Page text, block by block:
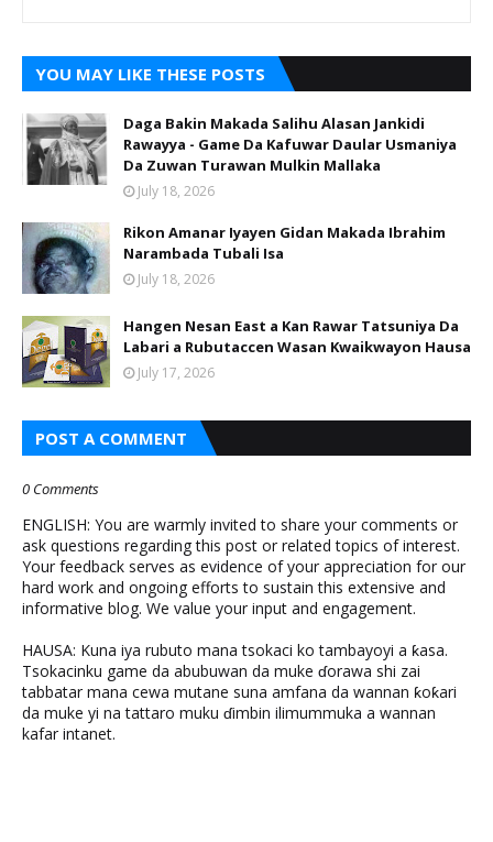
YOU MAY LIKE THESE POSTS
Daga Bakin Makada Salihu Alasan Jankidi
Rawayya - Game Da Kafuwar Daular Usmaniya
Da Zuwan Turawan Mulkin Mallaka
July 18, 2026
Rikon Amanar Iyayen Gidan Makada Ibrahim
Narambada Tubali Isa
July 18, 2026
Hangen Nesan East a Kan Rawar Tatsuniya Da
Labari a Rubutaccen Wasan Kwaikwayon Hausa
July 17, 2026
POST A COMMENT
0 Comments
ENGLISH: You are warmly invited to share your comments or
ask questions regarding this post or related topics of interest.
Your feedback serves as evidence of your appreciation for our
hard work and ongoing efforts to sustain this extensive and
informative blog. We value your input and engagement.
HAUSA: Kuna iya rubuto mana tsokaci ko tambayoyi a ƙasa.
Tsokacinku game da abubuwan da muke ɗorawa shi zai
tabbatar mana cewa mutane suna amfana da wannan ƙoƙari
da muke yi na tattaro muku ɗimbin ilimummuka a wannan
kafar intanet.